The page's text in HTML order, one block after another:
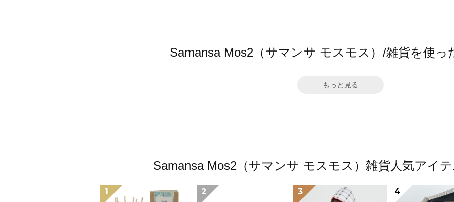
Samansa Mos2（サマンサ モスモス）/雑貨を使っ
もっと見る
Samansa Mos2（サマンサ モスモス）雑貨人気アイ
1 2 3 4